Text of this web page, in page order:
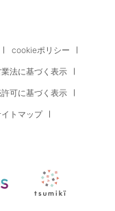
cookieポリシー
法に基づく表示
可に基づく表示
トマップ